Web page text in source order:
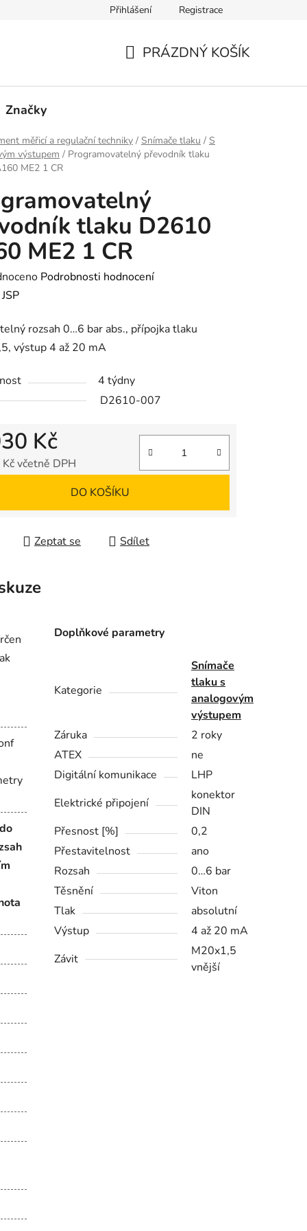
Přihlášení Registrace
PRÁZDNÝ KOŠÍK
Značky
měřicí a regulační techniky / Snímače tlaku / S
výstupem / Programovatelný převodník tlaku
ME2 1 CR
tlaku D2610
ME2 1 CR
Podrobnosti hodnocení
JSP
rozsah 0…6 bar abs., přípojka tlaku
výstup 4 až 20 mA
4 týdny
D2610-007
Kč
včetně DPH
DO KOŠÍKU
Zeptat se Sdílet
Doplňkové parametry
Kategorie
Snímače
tlaku s
analogovým
výstupem
Záruka
2 roky
ATEX
ne
Digitální komunikace
LHP
Elektrické připojení
konektor
DIN
Přesnost [%]
0,2
Přestavitelnost
ano
Rozsah
0…6 bar
Těsnění
Viton
Tlak
absolutní
Výstup
4 až 20 mA
Závit
M20x1,5
vnější